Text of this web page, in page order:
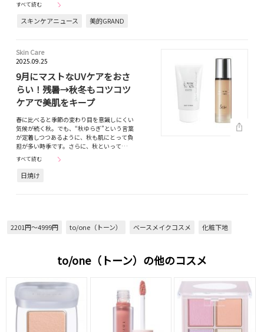
すべて読む
スキンケアニュース 美的GRAND
Skin Care
2025.09.25
9月にマストなUVケアをおさ
らい！残暑→秋冬もコツコツ
ケアで美肌をキープ
春に比べると季節の変わり目を意識しにくい
気候が続く秋。でも、“秋ゆらぎ”という言葉
が定着しつつあるように、秋も肌にとって負
担が多い時季です。さらに、秋といって…
すべて読む
日焼け
2201円～4999円 to/one（トーン） ベースメイクコスメ 化粧下地
to/one（トーン）の他のコスメ